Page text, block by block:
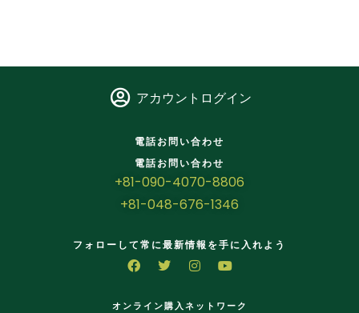
アカウントログイン
電話お問い合わせ
電話お問い合わせ
+81-090-4070-8806
+81-048-676-1346
フォローして常に最新情報を手に入れよう
オンライン購入ネットワーク